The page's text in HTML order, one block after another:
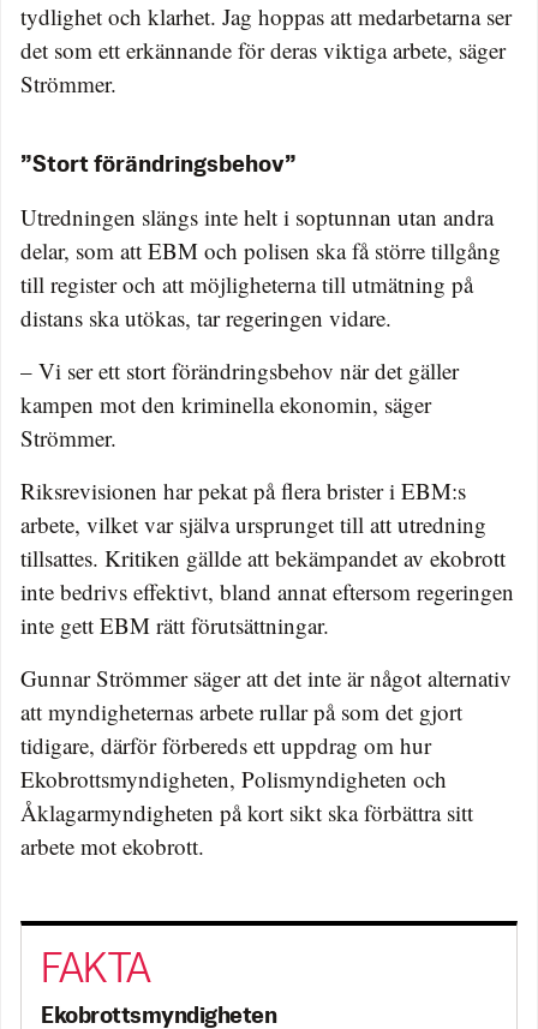
tydlighet och klarhet. Jag hoppas att medarbetarna ser
det som ett erkännande för deras viktiga arbete, säger
Strömmer.
”Stort förändringsbehov”
Utredningen slängs inte helt i soptunnan utan andra
delar, som att EBM och polisen ska få större tillgång
till register och att möjligheterna till utmätning på
distans ska utökas, tar regeringen vidare.
– Vi ser ett stort förändringsbehov när det gäller
kampen mot den kriminella ekonomin, säger
Strömmer.
Riksrevisionen har pekat på flera brister i EBM:s
arbete, vilket var själva ursprunget till att utredning
tillsattes. Kritiken gällde att bekämpandet av ekobrott
inte bedrivs effektivt, bland annat eftersom regeringen
inte gett EBM rätt förutsättningar.
Gunnar Strömmer säger att det inte är något alternativ
att myndigheternas arbete rullar på som det gjort
tidigare, därför förbereds ett uppdrag om hur
Ekobrottsmyndigheten, Polismyndigheten och
Åklagarmyndigheten på kort sikt ska förbättra sitt
arbete mot ekobrott.
Ekobrottsmyndigheten